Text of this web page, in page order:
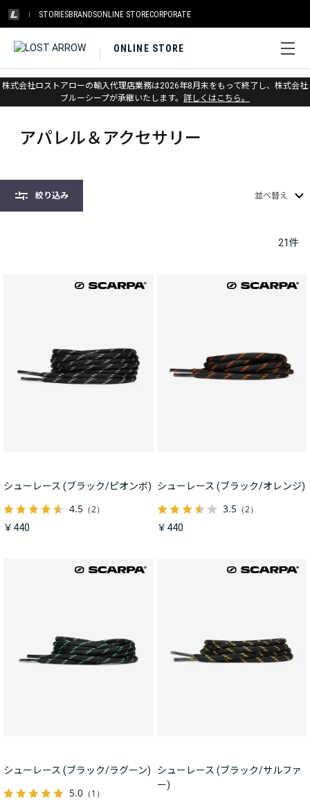
STORIESBRANDSONLINE STORECORPORATE
ONLINE STORE
株式会社ロストアローの輸入代理店業務は2026年8月末をもって終了し、株式会社
ブルーシープが承継いたします。 詳しくはこちら。
ホーム > スカルパ > アパレル＆アクセサリー
アパレル＆アクセサリー
絞り込み 並べ替え
21件
シューレース (ブラック/ピオンボ)
4.5 （2）
￥440
シューレース (ブラック/オレンジ)
3.5（2）
￥440
シューレース (ブラック/ラグーン)
5.0 （1）
シューレース (ブラック/サルファ
ー)